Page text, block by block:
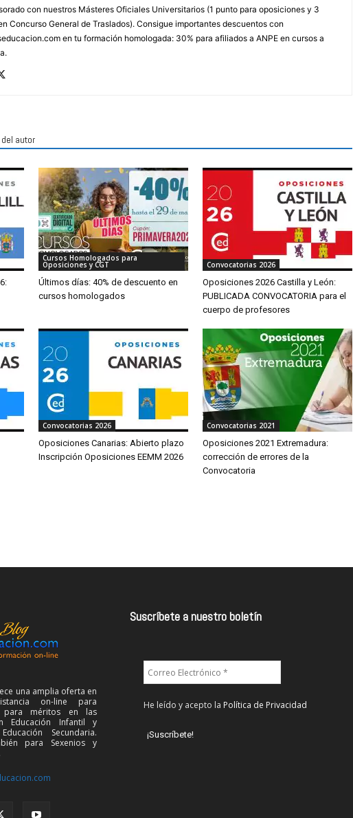
con nuestros Másteres Oficiales Universitarios (1 punto para oposiciones y 3
Concurso General de Traslados). Consigue importantes descuentos con
en tu formación homologada: 30% para afiliados a ANPE en cursos a
del autor
Cursos Homologados para
Oposiciones y CGT
Últimos días: 40% de descuento en
cursos homologados
Convocatorias 2026
Oposiciones 2026 Castilla y León:
PUBLICADA CONVOCATORIA para el
cuerpo de profesores
Convocatorias 2026
Oposiciones Canarias: Abierto plazo
Inscripción Oposiciones EEMM 2026
Convocatorias 2021
Oposiciones 2021 Extremadura:
corrección de errores de la
Convocatoria
una amplia oferta en
on-line para
para méritos en las
Educación Infantil y
Secundaria.
para Sexenios y
Suscríbete a nuestro boletín
He leído y acepto la Política de Privacidad